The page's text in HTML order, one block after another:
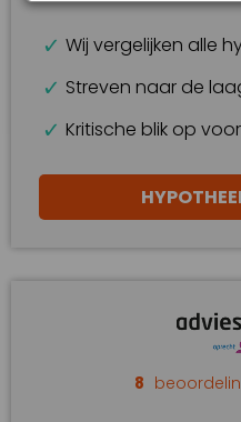
Wij vergelijken alle
Streven naar de
Kritische blik op
8